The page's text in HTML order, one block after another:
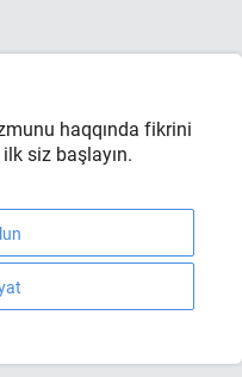
haqqında fikrini
siz başlayın.